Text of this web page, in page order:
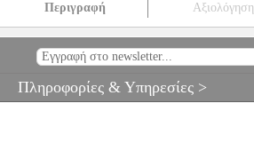
Περιγραφή Αξιολόγηση
27X9X6CM EPI.20257
27X9X6CM
Πληροφορίες & Υπηρεσίες >